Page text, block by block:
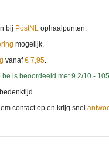
bij PostNLophaalpunten.
mogelijk.
vanaf€ 7,95.
is beoordeeld met9.2/10 -
contact op en krijg snel